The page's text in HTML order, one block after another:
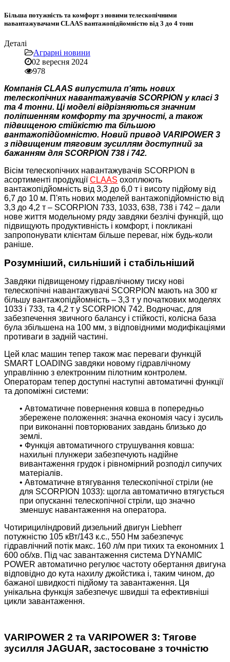
Більша потужність та комфорт з новими телескопічними
навантажувачами CLAAS вантажопідйомністю від 3 до 4 тонн
Деталі
Аграрні новини
02 вересня 2024
978
Компанія CLAAS випустила п'ять нових
телескопічних навантажувачів SCORPION у класі 3
та 4 тонни. Ці моделі відрізняються значним
поліпшенням комфорту та зручності, а також
підвищеною стійкістю та більшою
вантажопідйомністю. Новий привод VARIPOWER 3
з підвищеним тяговим зусиллям доступний за
бажанням для SCORPION 738 і 742.
Вісім телескопічних навантажувачів SCORPION в
асортименті продукціїCLAAS охоплюють
вантажопідйомність від 3,3 до 6,0 т і висоту підйому від
6,7 до 10 м. П'ять нових моделей вантажопідйомністю від
3,3 до 4,2 т – SCORPION 733, 1033, 638, 738 і 742 – дали
нове життя модельному ряду завдяки безлічі функцій, що
підвищують продуктивність і комфорт, і покликані
запропонувати клієнтам більше переваг, ніж будь-коли
раніше.
Розумніший, сильніший і стабільніший
Завдяки підвищеному гідравлічному тиску нові
телескопічні навантажувачі SCORPION мають на 300 кг
більшу вантажопідйомність – 3,3 т у початкових моделях
1033 і 733, та 4,2 т у SCORPION 742. Водночас, для
забезпечення звичного балансу і стійкості, колісна база
була збільшена на 100 мм, з відповідними модифікаціями
противаги в задній частині.
Цей клас машин тепер також має переваги функцій
SMART LOADING завдяки новому гідравлічному
управлінню з електронним пілотним контролем.
Операторам тепер доступні наступні автоматичні функції
та допоміжні системи:
• Автоматичне повернення ковша в попередньо
збережене положення: значна економія часу і зусиль
при виконанні повторюваних завдань близько до
землі.
• Функція автоматичного струшування ковша:
нахильні плунжери забезпечують надійне
вивантаження грудок і рівномірний розподіл сипучих
матеріалів.
• Автоматичне втягування телескопічної стріли (не
для SCORPION 1033): щогла автоматично втягується
при опусканні телескопічної стріли, що значно
зменшує навантаження на оператора.
Чотирициліндровий дизельний двигун Liebherr
потужністю 105 кВт/143 к.с., 550 Нм забезпечує
гідравлічний потік макс. 160 л/м при тихих та економних 1
600 об/хв. Під час завантаження система DYNAMIC
POWER автоматично регулює частоту обертання двигуна
відповідно до кута нахилу джойстика і, таким чином, до
бажаної швидкості підйому та завантаження. Ця
унікальна функція забезпечує швидші та ефективніші
цикли завантаження.
VARIPOWER 2 та VARIPOWER 3: Тягове
зусилля JAGUAR, застосоване з точністю